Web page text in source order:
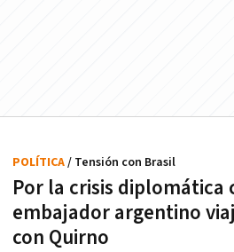
Por la crisis diplomática
embajador argentino
con Quirno
POLÍTICA/ Tensión con Brasil